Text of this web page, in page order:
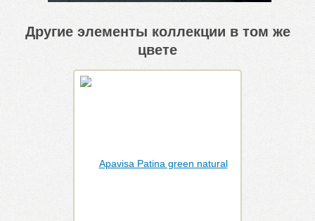
Другие элементы коллекции в том же
цвете